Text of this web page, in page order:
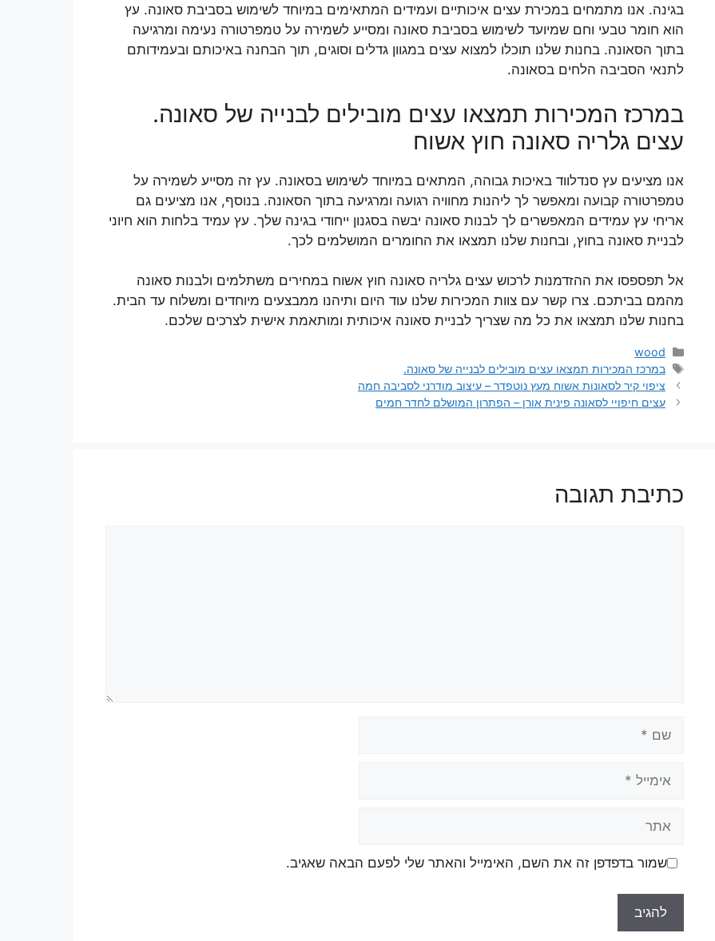
בגינה. אנו מתמחים במכירת עצים איכותיים ועמידים המתאימים במיוחד לשימוש בסביבת סאונה. עץ
הוא חומר טבעי וחם שמיועד לשימוש בסביבת סאונה ומסייע לשמירה על טמפרטורה נעימה ומרגיעה
בתוך הסאונה. בחנות שלנו תוכלו למצוא עצים במגוון גדלים וסוגים, תוך הבחנה באיכותם ובעמידותם
לתנאי הסביבה הלחים בסאונה.
במרכז המכירות תמצאו עצים מובילים לבנייה של סאונה.
עצים גלריה סאונה חוץ אשוח
אנו מציעים עץ סנדלווד באיכות גבוהה, המתאים במיוחד לשימוש בסאונה. עץ זה מסייע לשמירה על
טמפרטורה קבועה ומאפשר לך ליהנות מחוויה רגועה ומרגיעה בתוך הסאונה. בנוסף, אנו מציעים גם
אריחי עץ עמידים המאפשרים לך לבנות סאונה יבשה בסגנון ייחודי בגינה שלך. עץ עמיד בלחות הוא חיוני
לבניית סאונה בחוץ, ובחנות שלנו תמצאו את החומרים המושלמים לכך.
אל תפספסו את ההזדמנות לרכוש עצים גלריה סאונה חוץ אשוח במחירים משתלמים ולבנות סאונה
מהמם בביתכם. צרו קשר עם צוות המכירות שלנו עוד היום ותיהנו ממבצעים מיוחדים ומשלוח עד הבית.
בחנות שלנו תמצאו את כל מה שצריך לבניית סאונה איכותית ומותאמת אישית לצרכים שלכם.
קטגוריות
wood
תגיות
במרכז המכירות תמצאו עצים מובילים לבנייה של סאונה.
ציפוי קיר לסאונות אשוח מעץ נוטפדר – עיצוב מודרני לסביבה חמה
עצים חיפויי לסאונה פינית אורן – הפתרון המושלם לחדר חמים
כתיבת תגובה
שמור בדפדפן זה את השם, האימייל והאתר שלי לפעם הבאה שאגיב.